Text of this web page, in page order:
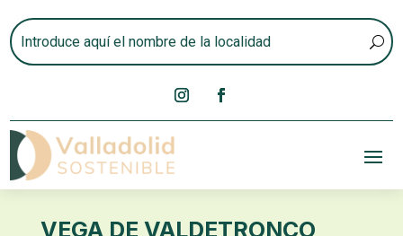
VEGA DE VALDETRONCO